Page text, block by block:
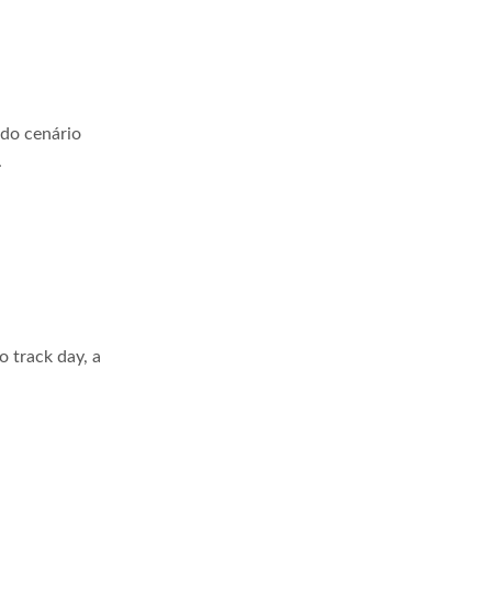
cenário
track day, a